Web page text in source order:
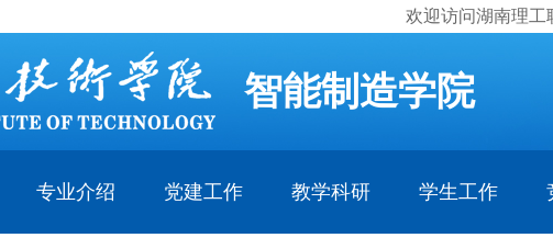
欢迎访问湖南理工
智能制造学院
专业介绍 党建工作 教学科研 学生工作